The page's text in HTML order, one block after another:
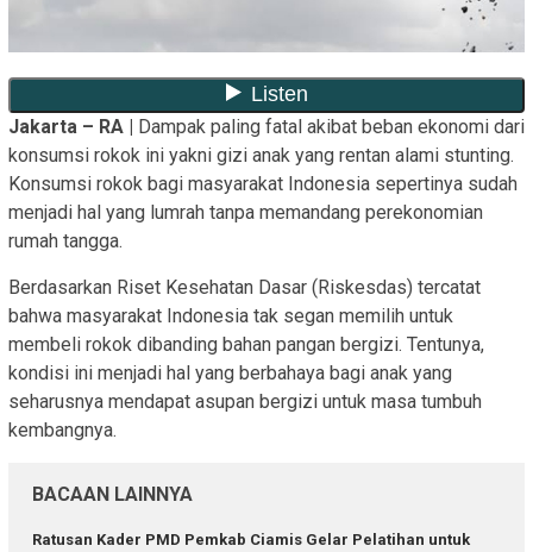
Jakarta – RA | Dampak paling fatal akibat beban ekonomi dari
konsumsi rokok ini yakni gizi anak yang rentan alami stunting.
Konsumsi rokok bagi masyarakat Indonesia sepertinya sudah
menjadi hal yang lumrah tanpa memandang perekonomian
rumah tangga.
Berdasarkan Riset Kesehatan Dasar (Riskesdas) tercatat
bahwa masyarakat Indonesia tak segan memilih untuk
membeli rokok dibanding bahan pangan bergizi. Tentunya,
kondisi ini menjadi hal yang berbahaya bagi anak yang
seharusnya mendapat asupan bergizi untuk masa tumbuh
kembangnya.
BACAAN LAINNYA
Ratusan Kader PMD Pemkab Ciamis Gelar Pelatihan untuk